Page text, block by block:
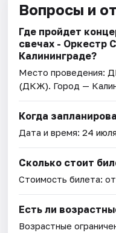
Вопросы и
Где пройдет
свечах - Оркестр
Калининграде?
Место проведения:
(ДКЖ). Город —
Когда
Дата и время:24
Сколько стоит
Стоимость билета:
Есть ли
Возрастные